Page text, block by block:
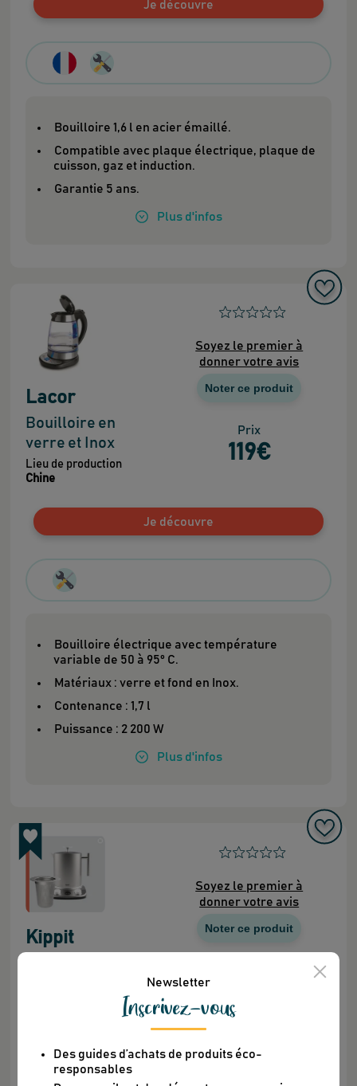
Newsletter
Inscrivez-vous
Des guides d’achats de produits éco-
responsables
Je découvre
Bouilloire 1,6 l en acier émaillé.
Compatible avec plaque électrique, plaque de
cuisson, gaz et induction.
Garantie 5 ans.
Plus d'infos
Soyez le premier à
donner votre avis
Noter ce produit
Prix
119€
Lacor
Bouilloire en
verre et Inox
Lieu de production
Chine
Je découvre
Bouilloire électrique avec température
variable de 50 à 95° C.
Matériaux : verre et fond en Inox.
Contenance : 1,7 l
Puissance : 2 200 W
Plus d'infos
Soyez le premier à
donner votre avis
Noter ce produit
Kippit
Je découvre